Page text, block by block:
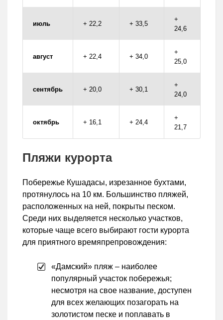
июль + 22,2 + 33,5
+
24,6
август + 22,4 + 34,0
+
25,0
сентябрь + 20,0 + 30,1
+
24,0
октябрь + 16,1 + 24,4
+
21,7
Пляжи курорта
Побережье Кушадасы, изрезанное бухтами,
протянулось на 10 км. Большинство пляжей,
расположенных на ней, покрыты песком.
Среди них выделяется несколько участков,
которые чаще всего выбирают гости курорта
для приятного времяпрепровождения:
«Дамский» пляж – наиболее
популярный участок побережья;
несмотря на свое название, доступен
для всех желающих позагорать на
золотистом песке и поплавать в